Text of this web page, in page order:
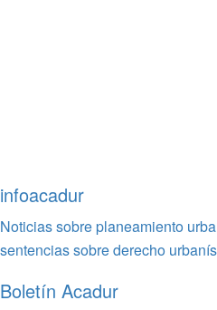
infoacadur
Noticias sobre planeamiento
sentencias sobre derecho
Boletín Acadur